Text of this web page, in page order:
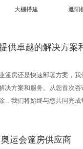
大棚搭建 遮阳
供卓越的解决方案
篷房还是快速部署方案，我
决方案和服务。从您首次咨
，我们将始终与您共同完成
运会篷房供应商